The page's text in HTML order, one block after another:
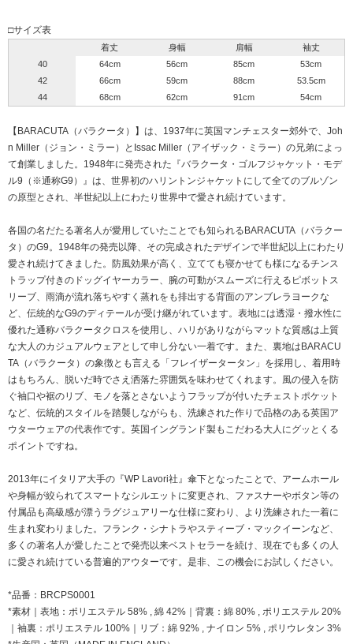
□サイズ表
着丈 身幅 肩幅
袖丈
40
64cm 56cm 85cm
53cm
42
66cm 59cm 88cm
53.5cm
44
68cm 62cm 91cm 54cm
【BARACUTA（バラクータ）】は、1937年に英国マンチェスター郊外で、Joh
n Miller（ジョン・ミラー）とIssac Miller（アイザック・ミラー）の兄弟によっ
て創業しました。1948年に発売された『バラクータ・ゴルフジャケット・モデ
ル9（※通称G9）』は、世界初のハリントンジャケットにして全てのブルゾン
の原型とされ、半世紀以上にわたり世界中で愛され続けています。
各国の名だたる著名人が愛用していたことでも知られるBARACUTA（バラクー
タ）のG9。1948年の発売以降、その完成されたデザインで半世紀以上にわたり
愛され続けてきました。防風効果が高く、立てても寝かせても様になるチンス
トラップ付きのドッグイヤーカラー、腕の可動がスムーズに行えるピボットス
リーブ、雨滴が流れ落ちやすく蒸れをも排出する背面のアンブレラヨークな
ど、伝統的なG9のディテールが受け継がれています。表地には透湿・撥水性に
優れた通称バラクータクロスを使用し、ハリがありながらマットな質感は上質
な大人のカジュアルウェアとして申し分ない一着です。また、裏地はBARACU
TA（バラクータ）の象徴とも言える「フレイザータータン」を採用し、着用時
はもちろん、脱いだ時でさえ洒落た雰囲気を味わせてくれます。風の侵入を防
ぐ袖口や裾のリブ、モノを落とさないようフラップが付いたチェストポケット
など、伝統的スタイルを踏襲しながらも、洗練された作りで品格のある英国ア
ウターウェアの代表作です。英国イングランド製もこだわる大人にグッとくる
ポイントですね。
2013年にイタリア大手の『WP Lavori社』傘下となったことで、アームホール
や身幅が絞られてスマートなシルエットに変更され、ファスナーやボタン等の
付属品も高級感が漂うラグジュアリーな仕様に変わり、より洗練された一着に
生まれ変わりました。フランク・シナトラやスティーブ・マックイーンなど、
多くの著名人が愛したことで発売以来ベストセラーを続け、現在でも多くの人
に愛され続けている普遍的アウターです。是非、この機会にお試しください。
*品番：BRCPS0001
*素材｜表地：ポリエステル 58% , 綿 42%｜背裏：綿 80% , ポリエステル 20%
｜袖裏：ポリエステル 100%｜リブ：綿 92% , ナイロン 5% , ポリウレタン 3%